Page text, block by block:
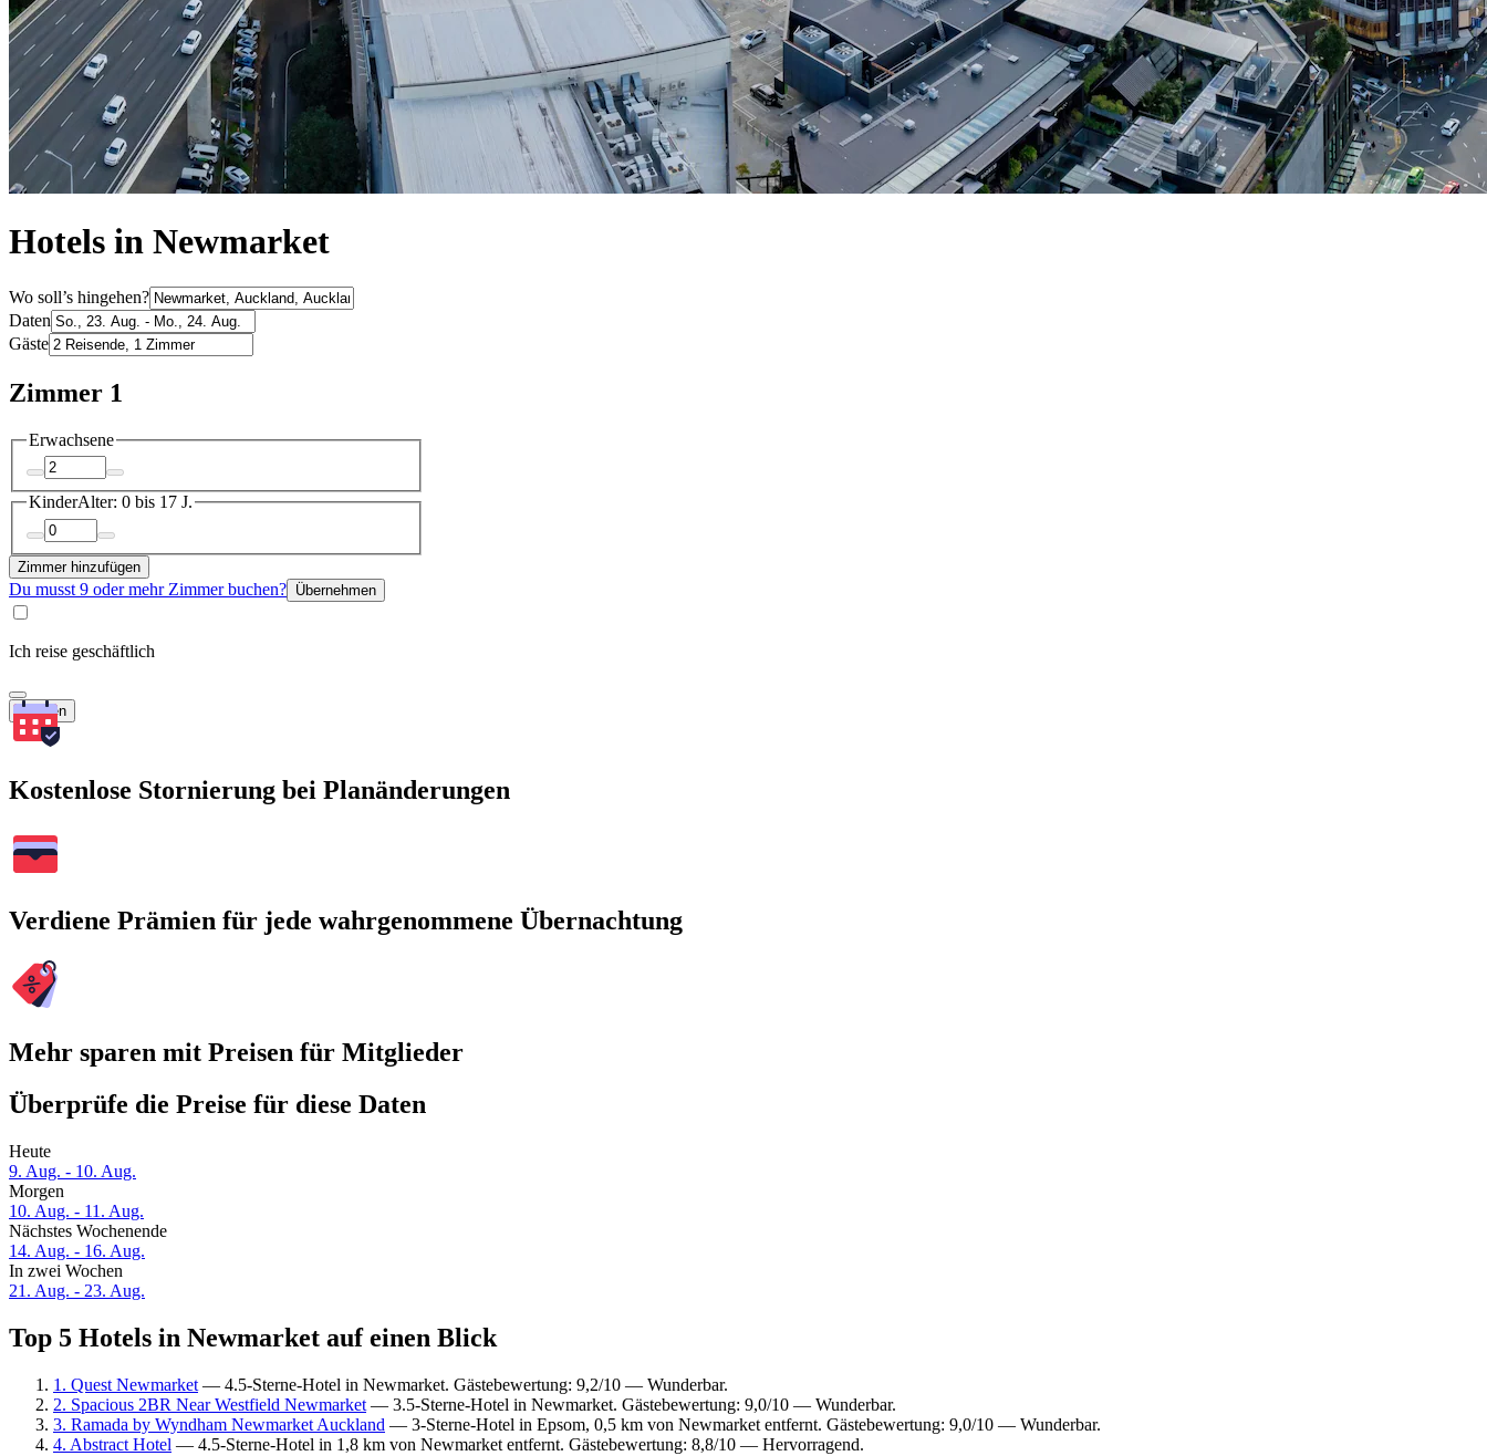
Hotels in Newmarket
Wo soll’s hingehen?
Daten
Gäste
Zimmer 1
Erwachsene
KinderAlter: 0 bis 17 J.
Zimmer hinzufügen
Du musst 9 oder mehr Zimmer buchen? Übernehmen
Ich reise geschäftlich
Suchen
Kostenlose Stornierung bei Planänderungen
Verdiene Prämien für jede wahrgenommene Übernachtung
Mehr sparen mit Preisen für Mitglieder
Überprüfe die Preise für diese Daten
Heute
9. Aug. - 10. Aug.
Morgen
10. Aug. - 11. Aug.
Nächstes Wochenende
14. Aug. - 16. Aug.
In zwei Wochen
21. Aug. - 23. Aug.
Top 5 Hotels in Newmarket auf einen Blick
1. Quest Newmarket — 4.5-Sterne-Hotel in Newmarket. Gästebewertung: 9,2/10 — Wunderbar.
2. Spacious 2BR Near Westfield Newmarket — 3.5-Sterne-Hotel in Newmarket. Gästebewertung: 9,0/10 — Wunderbar.
3. Ramada by Wyndham Newmarket Auckland — 3-Sterne-Hotel in Epsom, 0,5 km von Newmarket entfernt. Gästebewertung: 9,0/10 — Wunderbar.
4. Abstract Hotel — 4.5-Sterne-Hotel in 1,8 km von Newmarket entfernt. Gästebewertung: 8,8/10 — Hervorragend.